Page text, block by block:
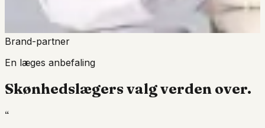
Brand-partner
En læges anbefaling
Skønhedslægers valgverden over.
“